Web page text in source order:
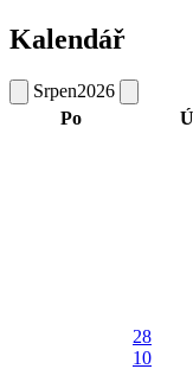
Kalendář
Srpen2026
Po
28
10